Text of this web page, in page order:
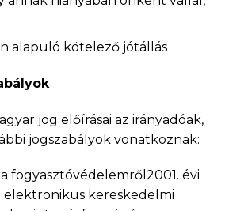
alapuló kötelező jótállás
jog előírásai az irányadóak,
jogszabályok vonatkoznak:
fogyasztóvédelemről2001. évi
elektronikus kereskedelmi